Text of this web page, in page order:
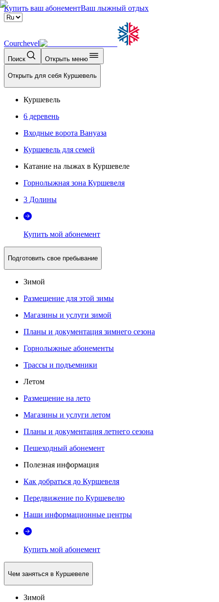
Купить ваш абонементВаш лыжный отдых
Courchevel
Поиск Открыть меню
Открыть для себя Куршевель
Куршевель
6 деревень
Входные ворота Вануаза
Куршевель для семей
Катание на лыжах в Куршевеле
Горнолыжная зона Куршевеля
3 Долины
Купить мой абонемент
Подготовить свое пребывание
Зимой
Размещение для этой зимы
Магазины и услуги зимой
Планы и документация зимнего сезона
Горнолыжные абонементы
Трассы и подъемники
Летом
Размещение на лето
Магазины и услуги летом
Планы и документация летнего сезона
Пешеходный абонемент
Полезная информация
Как добраться до Куршевеля
Передвижение по Куршевелю
Наши информационные центры
Купить мой абонемент
Чем заняться в Куршевеле
Зимой